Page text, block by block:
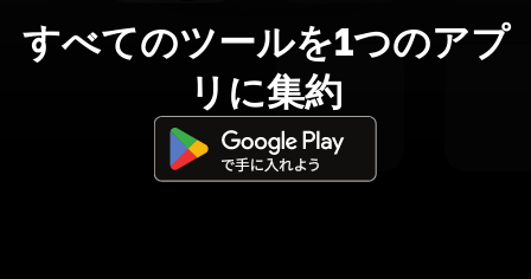
すべてのツールを1つのアプ
リに集約